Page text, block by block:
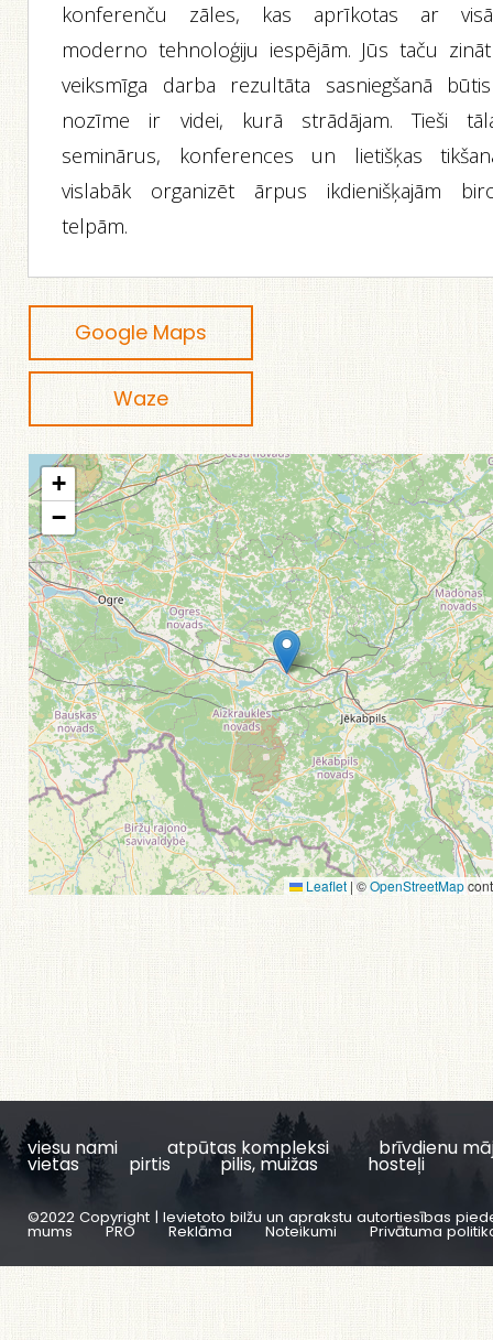
konferenču zāles, kas aprīkotas ar
moderno tehnoloģiju iespējām. Jūs taču
veiksmīga darba rezultāta sasniegšanā
nozīme ir videi, kurā strādājam. Tieši
seminārus, konferences un lietišķas
vislabāk organizēt ārpus ikdienišķajām
telpām.
Google Maps
Waze
+
−
Leaflet | ©OpenStreetMap
viesu nami atpūtas kompleksi brīvdienu
vietas pirtis pilis, muižas hosteļi
©2022 Copyright | Ievietoto bilžu un aprakstu autortiesības
mums PRO Reklāma Noteikumi Privātuma